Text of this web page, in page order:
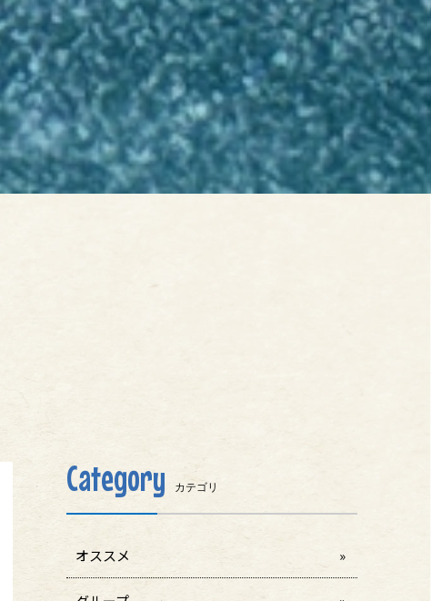
Category カテゴリ
オススメ